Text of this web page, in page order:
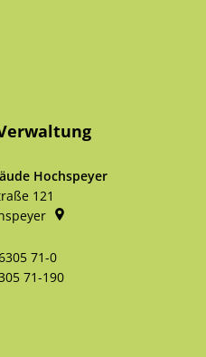
Hochspeyer
121
71-0
71-190